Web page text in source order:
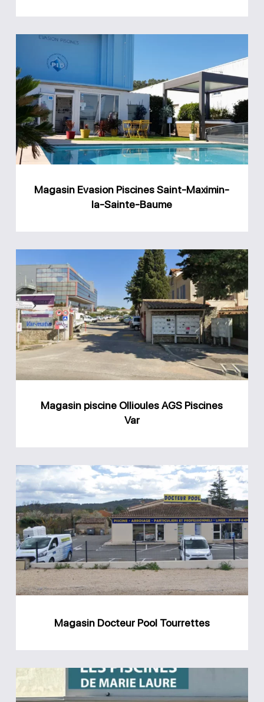
Piscines
Saint-
Maximin-
la-
Sainte-
Magasin Evasion Piscines Saint-Maximin-
la-Sainte-Baume
Magasin
piscine
Ollioules
AGS
Piscines
Var
Magasin piscine Ollioules AGS Piscines
Var
Magasin
Docteur
Pool
Tourrettes
Magasin Docteur Pool Tourrettes
Magasin
Les